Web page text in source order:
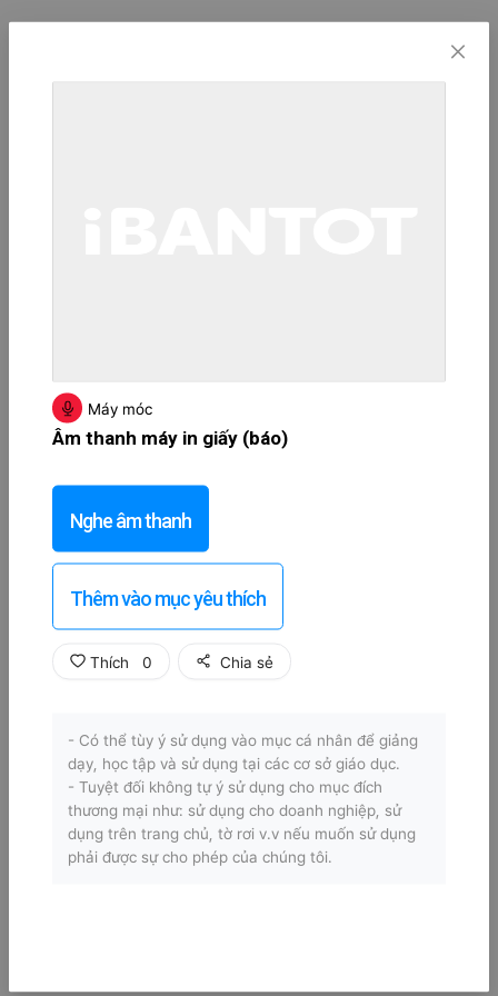
Máy móc
Âm thanh máy in giấy (báo)
Nghe âm thanh
Thêm vào mục yêu thích
Thích 0 Chia sẻ
- Có thể tùy ý sử dụng vào mục cá nhân để giảng
dạy, học tập và sử dụng tại các cơ sở giáo dục.
- Tuyệt đối không tự ý sử dụng cho mục đích
thương mại như: sử dụng cho doanh nghiệp, sử
dụng trên trang chủ, tờ rơi v.v nếu muốn sử dụng
phải được sự cho phép của chúng tôi.